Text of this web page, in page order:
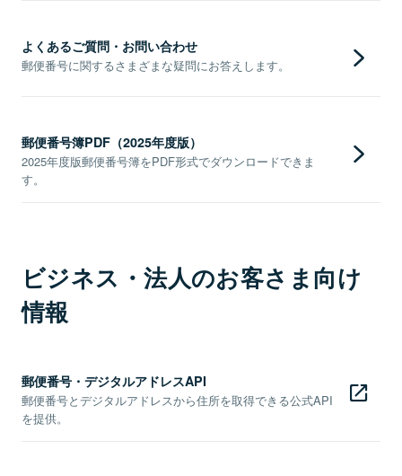
よくあるご質問・お問い合わせ
郵便番号に関するさまざまな疑問にお答えします。
郵便番号簿PDF（2025年度版）
2025年度版郵便番号簿をPDF形式でダウンロードできま
す。
ビジネス・法人のお客さま向け
情報
郵便番号・デジタルアドレスAPI
郵便番号とデジタルアドレスから住所を取得できる公式API
を提供。